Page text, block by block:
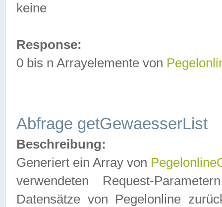
keine
Response:
0 bis n Arrayelemente von
Abfrage getGewaesserList
Beschreibung:
Generiert ein Array von
verwendeten Request-
Datensätze von Pegelonline